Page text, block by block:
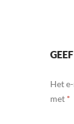
Het
met *